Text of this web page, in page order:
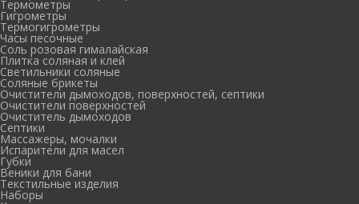
Термометры
Гигрометры
Термогигрометры
Часы песочные
Соль розовая гималайская
Плитка соляная и клей
Светильники соляные
Соляные брикеты
Очистители дымоходов, поверхностей, септики
Очистители поверхностей
Очиститель дымоходов
Септики
Массажеры, мочалки
Испарители для масел
Губки
Веники для бани
Текстильные изделия
Наборы